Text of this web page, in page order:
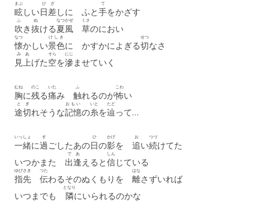
眩
まぶ
しい日
ひ
差
ざ
しに ふと手
て
をかざす
吹
ふ
き抜
ぬ
ける夏風
なつかぜ
草
くさ
のにおい
懐
なつ
かしい景色
けしき
に かすかによぎる切
せつ
なさ
見
み
上
あ
げた空
そら
を滲
にじ
ませていく
胸
むね
に残
のこ
る痛
いた
み 触
ふ
れるのが怖
こわ
い
途
と
切
ぎ
れそうな記憶
おもい
の糸
いと
を辿
たど
って…
一緒
いっしょ
に過
す
ごしたあの日
ひ
の影
かげ
を 追
お
い続
つづ
けてた
いつかまた 出
で
逢
あ
えると信
しん
じている
指先
ゆびさき
伝
つた
わるそのぬくもりを 離
はな
さずいれば
いつまでも 隣
となり
にいられるのかな